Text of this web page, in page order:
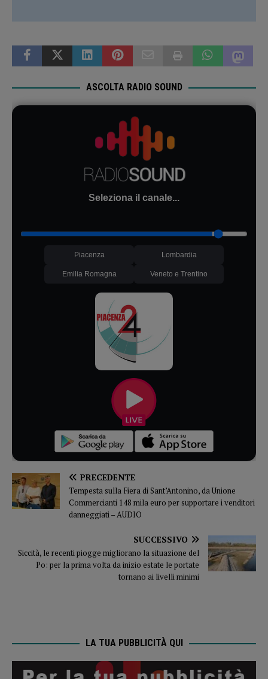
ASCOLTA RADIO SOUND
Seleziona il canale...
Piacenza Lombardia
Emilia Romagna Veneto e Trentino
PRECEDENTE
Tempesta sulla Fiera di Sant’Antonino, da Unione
Commercianti 148 mila euro per supportare i venditori
danneggiati – AUDIO
SUCCESSIVO
Siccità, le recenti piogge migliorano la situazione del
Po: per la prima volta da inizio estate le portate
tornano ai livelli minimi
LA TUA PUBBLICITÀ QUI